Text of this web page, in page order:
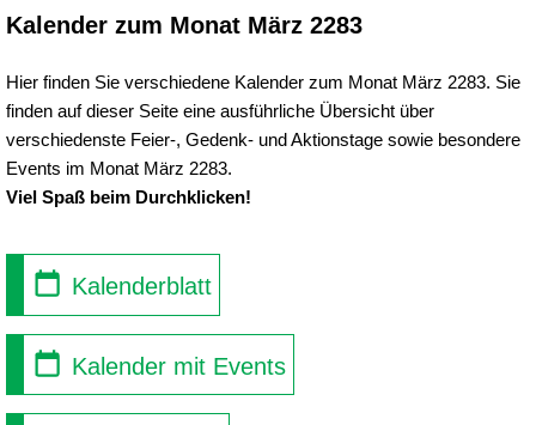
Kalender zum Monat März 2283
Hier finden Sie verschiedene Kalender zum Monat März 2283. Sie
finden auf dieser Seite eine ausführliche Übersicht über
verschiedenste Feier-, Gedenk- und Aktionstage sowie besondere
Events im Monat März 2283.
Viel Spaß beim Durchklicken!
Kalenderblatt
Kalender mit Events